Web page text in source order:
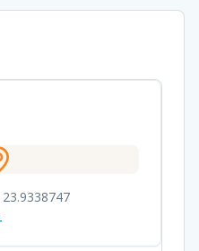
23.9338747